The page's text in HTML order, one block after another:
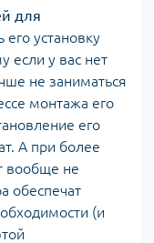
для
установку
если у вас нет
не заниматься
монтажа его
его
А при более
вообще не
обеспечат
(и